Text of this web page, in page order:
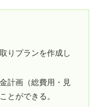
りプランを作成し
計画（総費用・見
とができる。